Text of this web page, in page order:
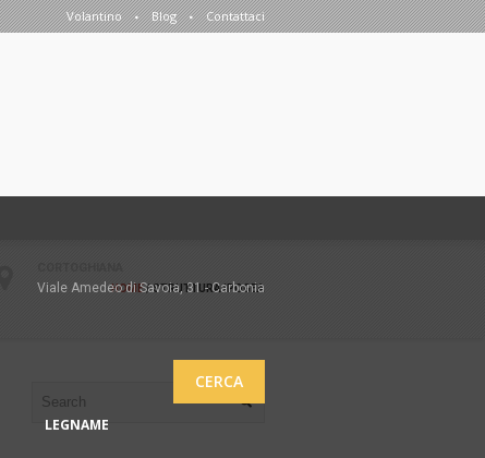
Volantino Blog Contattaci
Viale Amedeo di Savoia, 31 - Carbonia
CERCA
LEGNAME
HOME/STRUTTURA IPOGEA